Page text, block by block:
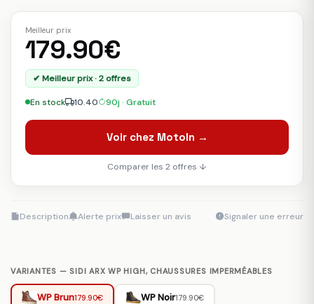
Meilleur prix
179.90€
✔ Meilleur prix · 2 offres
En stock 10.40 90j · Gratuit
Voir chez MotoIn →
Comparer les 2 offres ↓
Description Alerte prix Laisser un avis Signaler une erreur
VARIANTES — SIDI ARX WP HIGH, CHAUSSURES IMPERMÉABLES
WP Brun179.90€ WP Noir179.90€